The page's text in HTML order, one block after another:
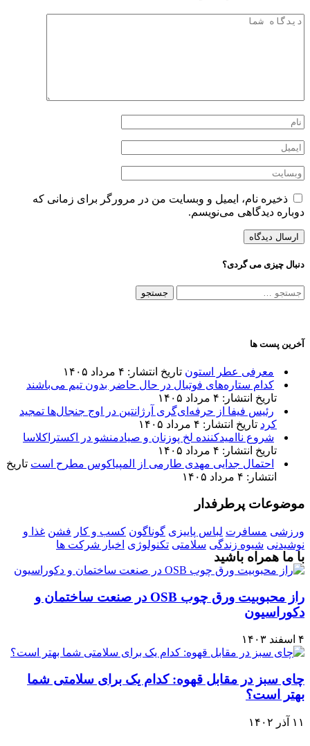
ذخیره نام، ایمیل و وبسایت من در مرورگر برای زمانی که
دوباره دیدگاهی می‌نویسم.
دنبال چیزی می گردی؟
جستجو
آخرین پست ها
معرفی عطر استون تاریخ انتشار: ۴ مرداد ۱۴۰۵
کدام ستاره‌های فوتبال در حال حاضر بدون تیم می‌باشند
تاریخ انتشار: ۴ مرداد ۱۴۰۵
رئیس فیفا از حرفه‌ای‌گری آرژانتین در اوج جنجال‌ها تمجید
کرد تاریخ انتشار: ۴ مرداد ۱۴۰۵
شروع ناامیدکننده لخ پوزنان و صیادمنشو در اکستراکلاسا
تاریخ انتشار: ۴ مرداد ۱۴۰۵
احتمال جدایی مهدی طارمی از المپیاکوس مطرح است تاریخ
انتشار: ۴ مرداد ۱۴۰۵
موضوعات پرطرفدار
ورزشی مسافرت لباس پاییزی گوناگون کسب و کار فشن غذا و
نوشیدنی شیوه زندگی سلامتی تکنولوژی اخبار شرکت ها
با ما همراه باشید
راز محبوبیت ورق چوب OSB در صنعت ساختمان و
دکوراسیون
۴ اسفند ۱۴۰۳
چای سبز در مقابل قهوه: کدام یک برای سلامتی شما
بهتر است؟
۱۱ آذر ۱۴۰۲